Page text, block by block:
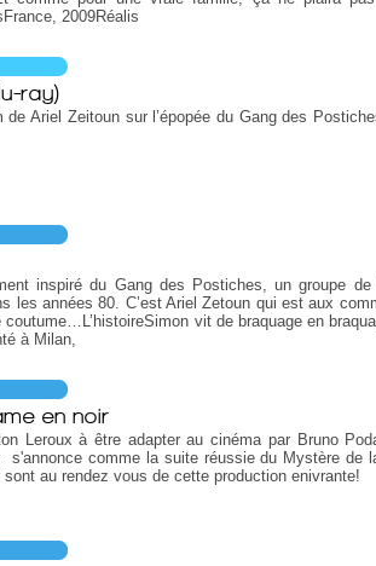
2009Réalis
ray)
de Ariel Zeitoun sur l’épopée du Gang des
inspiré du Gang des Postiches, un groupe de
les années 80. C’est Ariel Zetoun qui est aux
vit de braquage en
à Milan,
en noir
Leroux à être adapter au cinéma par Bruno
s'annonce comme la suite réussie du Mystère de
au rendez vous de cette production enivrante!